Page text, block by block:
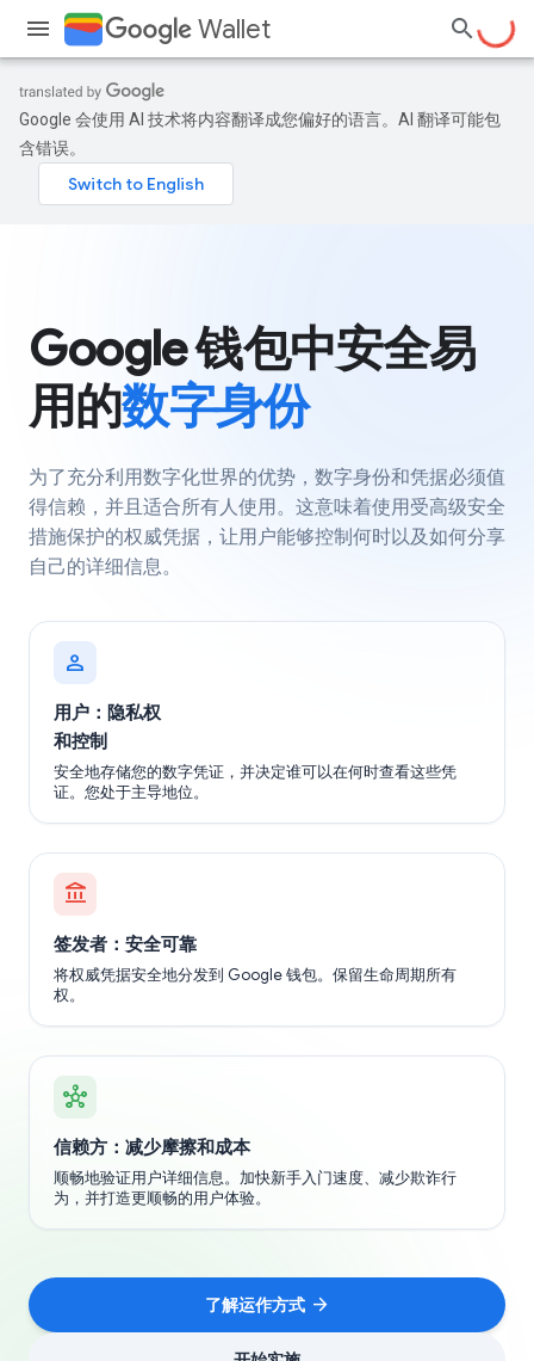
Wallet
Google 会使用 AI 技术将内容翻译成您偏好的语言。AI 翻译可能包
含错误。